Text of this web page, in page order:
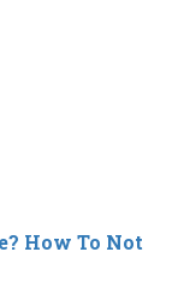
How To Not